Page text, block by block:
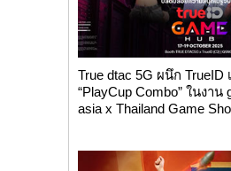
True dtac 5G ผนึก TrueID
“PlayCup Combo” ในงาน
asia x Thailand Game